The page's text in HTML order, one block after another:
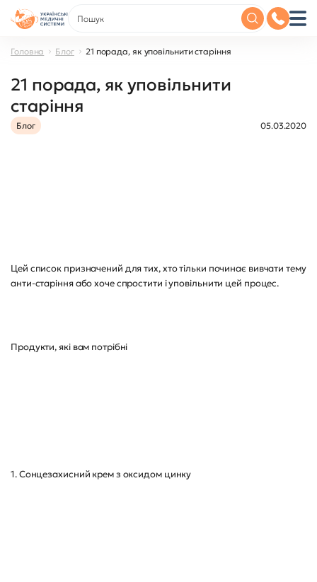
Головна Блог 21 порада, як уповільнити старіння
21 порада, як уповільнити
старіння
Блог 05.03.2020
Цей список призначений для тих, хто тільки починає вивчати тему
анти-старіння або хоче спростити і уповільнити цей процес.
Продукти, які вам потрібні
1. Сонцезахисний крем з оксидом цинку